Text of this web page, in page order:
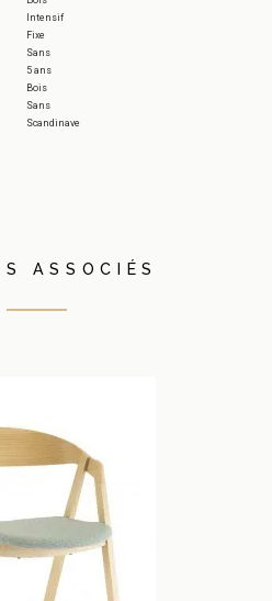
Intensif
Fixe
Sans
5 ans
Bois
Sans
Scandinave
ASSOCIÉS